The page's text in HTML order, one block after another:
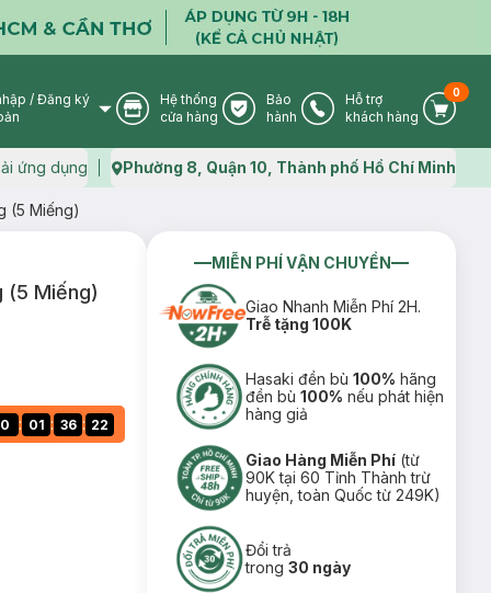
User Icon
/ Đăng ký
Store Icon
Hệ thống
cửa hàng
Warranty Icon
Bảo
hành
Phone Icon
Hỗ trợ
khách hàng
Cart
0
ứng dụng Map icon
Phường 8, Quận 10, Thành phố Hồ Chí Minh
(5 Miếng)
(5 Miếng)
0 : 01 : 36 : 21
MIỄN PHÍ VẬN CHUYỂN
Giao Nhanh Miễn Phí 2H.
Trễ tặng 100K
Hasaki đền bù100% hãng
đền bù100% nếu phát hiện
hàng giả
Giao Hàng Miễn Phí (từ
90K tại 60 Tỉnh Thành trừ
huyện, toàn Quốc từ 249K)
Đổi trả
trong30 ngày